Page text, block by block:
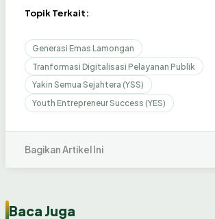
Topik Terkait:
Generasi Emas Lamongan
Tranformasi Digitalisasi Pelayanan Publik
Yakin Semua Sejahtera (YSS)
Youth Entrepreneur Success (YES)
Bagikan Artikel Ini
Baca Juga